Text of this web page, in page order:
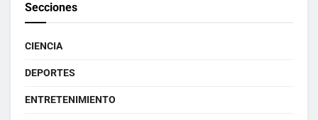
Secciones
CIENCIA
DEPORTES
ENTRETENIMIENTO